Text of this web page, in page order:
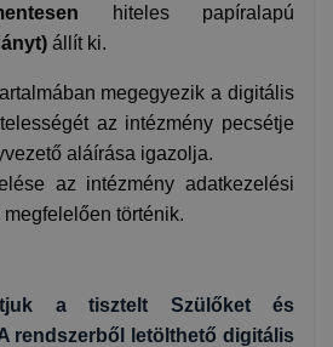
hiteles papíralapú
állít ki.
megegyezik a digitális
az intézmény pecsétje
aláírása igazolja.
az intézmény adatkezelési
történik.
a tisztelt Szülőket és
rendszerből letölthető digitális